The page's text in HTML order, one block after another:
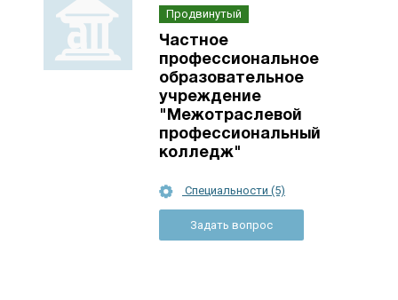
Продвинутый
Частное
профессиональное
образовательное
учреждение
"Межотраслевой
профессиональный
колледж"
Специальности (5)
Задать вопрос